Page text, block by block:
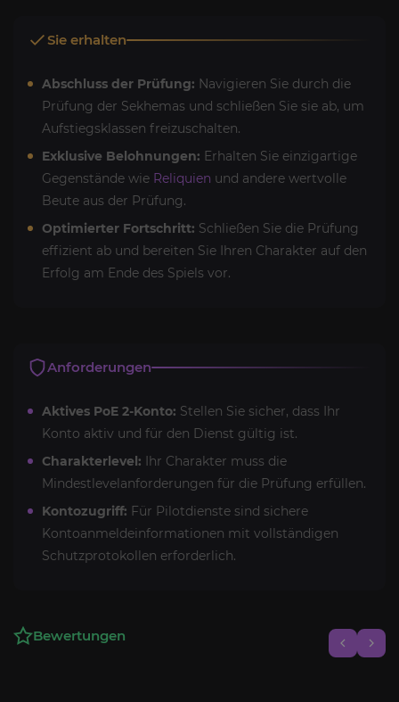
Sie erhalten
Abschluss der Prüfung: Navigieren Sie durch die
Prüfung der Sekhemas und schließen Sie sie ab, um
Aufstiegsklassen freizuschalten.
Exklusive Belohnungen: Erhalten Sie einzigartige
Gegenstände wie Reliquien und andere wertvolle
Beute aus der Prüfung.
Optimierter Fortschritt: Schließen Sie die Prüfung
effizient ab und bereiten Sie Ihren Charakter auf den
Erfolg am Ende des Spiels vor.
Anforderungen
Aktives PoE 2-Konto: Stellen Sie sicher, dass Ihr
Konto aktiv und für den Dienst gültig ist.
Charakterlevel: Ihr Charakter muss die
Mindestlevelanforderungen für die Prüfung erfüllen.
Kontozugriff: Für Pilotdienste sind sichere
Kontoanmeldeinformationen mit vollständigen
Schutzprotokollen erforderlich.
Bewertungen